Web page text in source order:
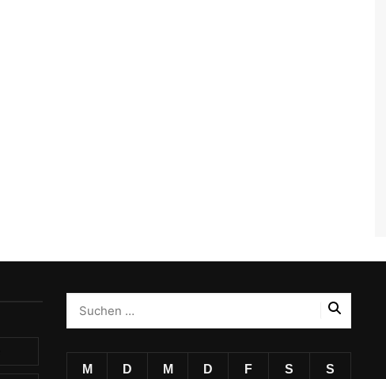
M D M D F S S